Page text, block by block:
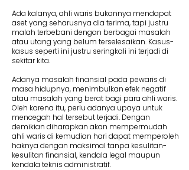
Ada kalanya, ahli waris bukannya mendapat
aset yang seharusnya dia terima, tapi justru
malah terbebani dengan berbagai masalah
atau utang yang belum terselesaikan. Kasus-
kasus seperti ini justru seringkali ini terjadi di
sekitar kita.
Adanya masalah finansial pada pewaris di
masa hidupnya, menimbulkan efek negatif
atau masalah yang berat bagi para ahli waris.
Oleh karena itu, perlu adanya upaya untuk
mencegah hal tersebut terjadi. Dengan
demikian diharapkan akan mempermudah
ahli waris di kemudian hari dapat memperoleh
haknya dengan maksimal tanpa kesulitan-
kesulitan finansial, kendala legal maupun
kendala teknis administratif.